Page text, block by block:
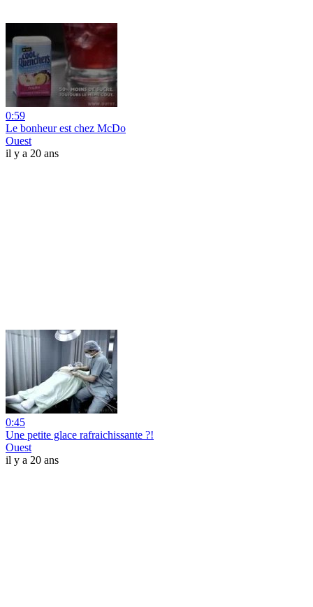
0:59
Le bonheur est chez McDo
Ouest
il y a 20 ans
0:45
Une petite glace rafraichissante ?!
Ouest
il y a 20 ans